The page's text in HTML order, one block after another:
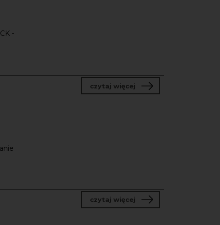
-
czytaj więcejo Program
czytaj więcejo Nabór do partnerstw